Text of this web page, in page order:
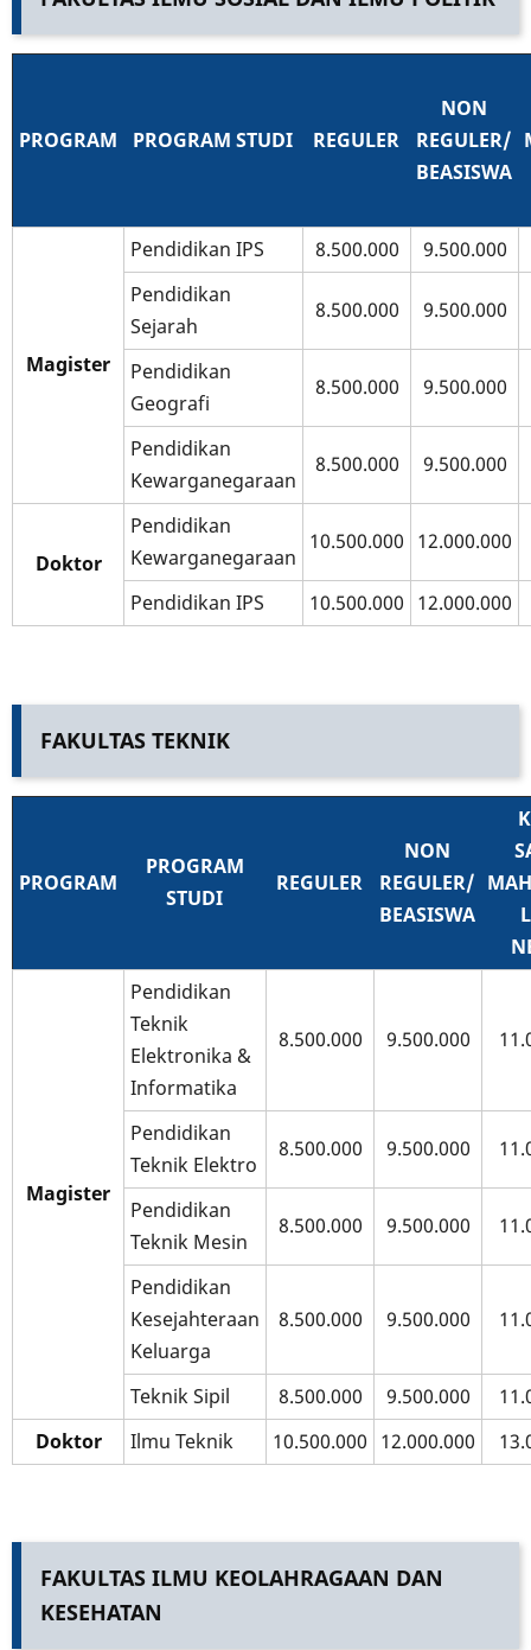
PROGRAM PROGRAM STUDI REGULER
NON
REGULER/
BEASISWA
Magister
Pendidikan IPS 8.500.000
9.500.000
Pendidikan
Sejarah
8.500.000 9.500.000
Pendidikan
Geografi
8.500.000 9.500.000
Pendidikan
Kewarganegaraan
8.500.000 9.500.000
Doktor
Pendidikan
Kewarganegaraan
10.500.000 12.000.000
Pendidikan IPS 10.500.000 12.000.000
FAKULTAS TEKNIK
PROGRAM
PROGRAM
STUDI
REGULER
NON
REGULER/
BEASISWA
Magister
Pendidikan
Teknik
Elektronika &
Informatika
8.500.000 9.500.000
Pendidikan
Teknik Elektro
8.500.000 9.500.000
Pendidikan
Teknik Mesin
8.500.000 9.500.000
Pendidikan
Kesejahteraan
Keluarga
8.500.000 9.500.000
Teknik Sipil 8.500.000 9.500.000
Doktor
Ilmu Teknik 10.500.000 12.000.000
FAKULTAS ILMU KEOLAHRAGAAN DAN
KESEHATAN